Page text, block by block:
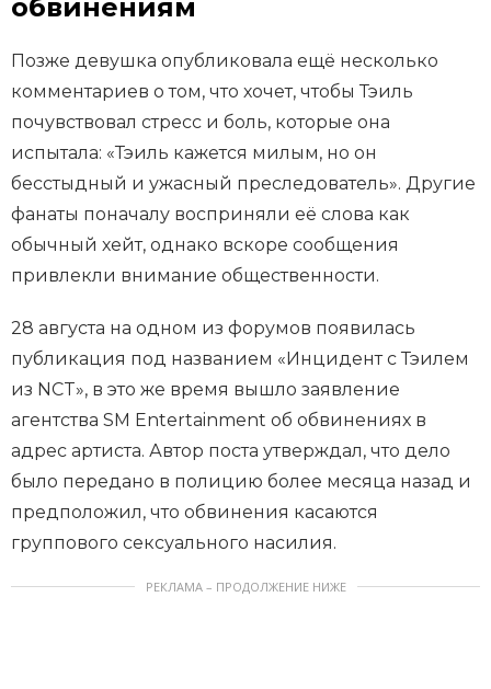
обвинениям
Позже девушка опубликовала ещё несколько
комментариев о том, что хочет, чтобы Тэиль
почувствовал стресс и боль, которые она
испытала: «Тэиль кажется милым, но он
бесстыдный и ужасный преследователь». Другие
фанаты поначалу восприняли её слова как
обычный хейт, однако вскоре сообщения
привлекли внимание общественности.
28 августа на одном из форумов появилась
публикация под названием «Инцидент с Тэилем
из NCT», в это же время вышло заявление
агентства SM Entertainment об обвинениях в
адрес артиста. Автор поста утверждал, что дело
было передано в полицию более месяца назад и
предположил, что обвинения касаются
группового сексуального насилия.
РЕКЛАМА – ПРОДОЛЖЕНИЕ НИЖЕ